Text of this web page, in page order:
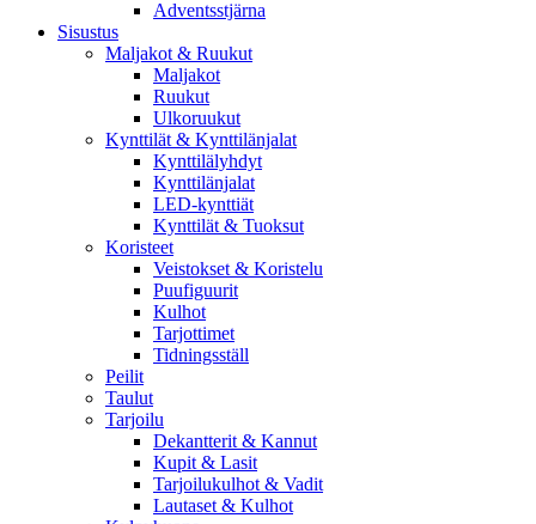
Adventsstjärna
Sisustus
Maljakot & Ruukut
Maljakot
Ruukut
Ulkoruukut
Kynttilät & Kynttilänjalat
Kynttilälyhdyt
Kynttilänjalat
LED-kynttiät
Kynttilät & Tuoksut
Koristeet
Veistokset & Koristelu
Puufiguurit
Kulhot
Tarjottimet
Tidningsställ
Peilit
Taulut
Tarjoilu
Dekantterit & Kannut
Kupit & Lasit
Tarjoilukulhot & Vadit
Lautaset & Kulhot